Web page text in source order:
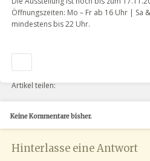
Öffnungszeiten: Mo – Fr ab 16 Uhr | Sa
mindestens bis 22 Uhr.
Artikel teilen:
Keine Kommentare bisher.
Hinterlasse eine Antwort